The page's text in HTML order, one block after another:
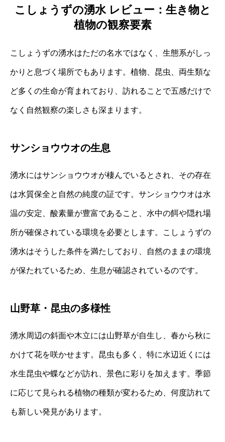
こしょうずの湧水 レビュー：生き物と
植物の観察要素
こしょうずの湧水はただの名水ではなく、生態系がしっ
かりと息づく場所でもあります。植物、昆虫、両生類な
ど多くの生命が育まれており、訪れることで五感だけで
なく自然観察の楽しさも深まります。
サンショウウオの生息
湧水にはサンショウウオが棲んでいるとされ、その存在
は水質保全と自然の純度の証です。サンショウウオは水
温の安定、酸素量が豊富であること、水中の餌や隠れ場
所が確保されている環境を必要とします。こしょうずの
湧水はそうした条件を満たしており、自然のままの環境
が保たれているため、生息が確認されているのです。
山野草・昆虫の多様性
湧水周辺の斜面や木立には山野草が自生し、春から秋に
かけて花を咲かせます。昆虫も多く、特に水辺近くには
水生昆虫や蝶などが訪れ、景色に彩りを加えます。季節
に応じて見られる植物の種類が変わるため、何度訪れて
も新しい発見があります。